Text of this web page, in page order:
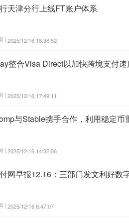
天津分行上线FT账户体系
| 2025/12/16 18:36:52
整合Visa Direct以加快跨境支付
| 2025/12/16 17:49:11
与Stable携手合作，利用稳定币
| 2025/12/16 14:32:06
网早报12.16：三部门发文利好数
| 2025/12/16 8:47:07